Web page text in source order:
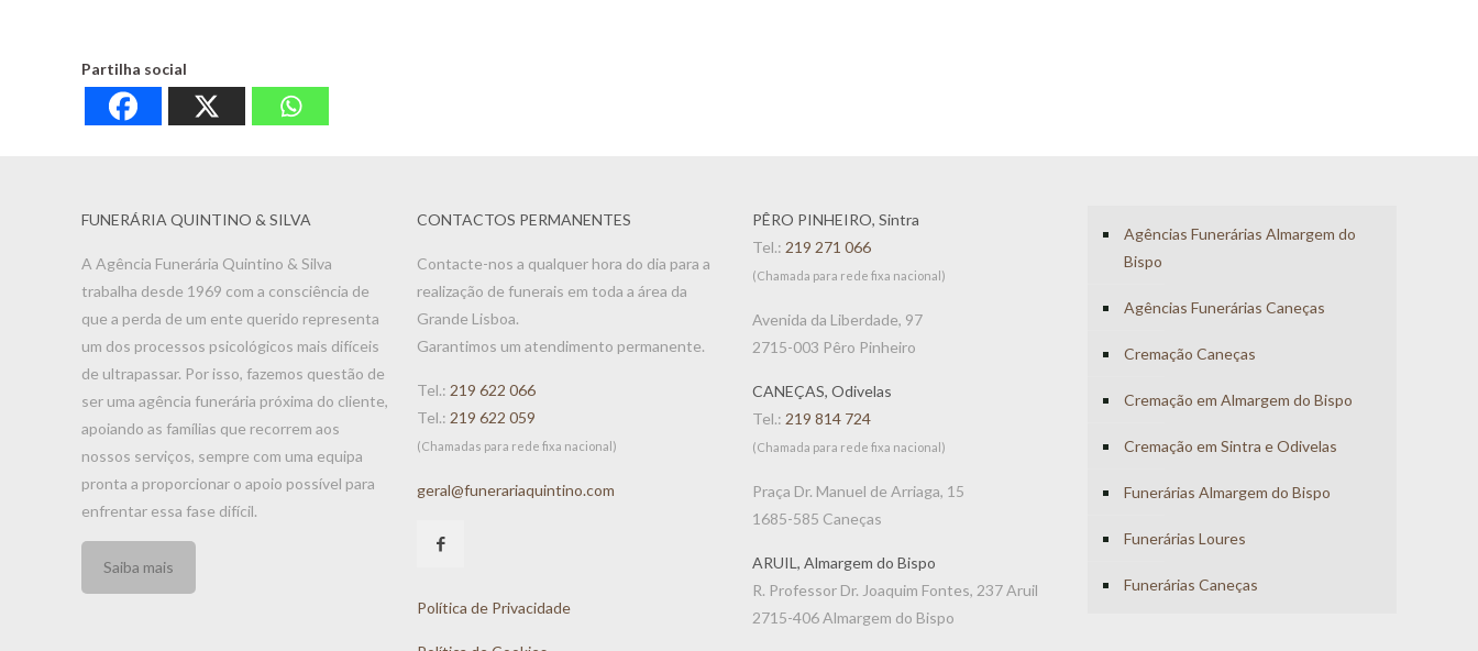
Partilha social
FUNERÁRIA QUINTINO & SILVA
A Agência Funerária Quintino & Silva
trabalha desde 1969 com a consciência de
que a perda de um ente querido representa
um dos processos psicológicos mais difíceis
de ultrapassar. Por isso, fazemos questão de
ser uma agência funerária próxima do cliente,
apoiando as famílias que recorrem aos
nossos serviços, sempre com uma equipa
pronta a proporcionar o apoio possível para
enfrentar essa fase difícil.
Saiba mais
CONTACTOS PERMANENTES
Contacte-nos a qualquer hora do dia para a
realização de funerais em toda a área da
Grande Lisboa.
Garantimos um atendimento permanente.
Tel.: 219 622 066
Tel.: 219 622 059
(Chamadas para rede fixa nacional)
geral@funerariaquintino.com
Política de Privacidade
PÊRO PINHEIRO, Sintra
Tel.: 219 271 066
(Chamada para rede fixa nacional)
Avenida da Liberdade, 97
2715-003 Pêro Pinheiro
CANEÇAS, Odivelas
Tel.: 219 814 724
(Chamada para rede fixa nacional)
Praça Dr. Manuel de Arriaga, 15
1685-585 Caneças
ARUIL, Almargem do Bispo
R. Professor Dr. Joaquim Fontes, 237 Aruil
2715-406 Almargem do Bispo
Agências Funerárias Almargem do
Bispo
Agências Funerárias Caneças
Cremação Caneças
Cremação em Almargem do Bispo
Cremação em Sintra e Odivelas
Funerárias Almargem do Bispo
Funerárias Loures
Funerárias Caneças